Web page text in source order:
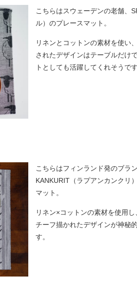
こちらはスウェーデンの老舗、
ル）のプレースマット。
リネンとコットンの素材を使い
されたデザインはテーブルだけ
トとしても活躍してくれそうです
こちらはフィンランド発のブラ
KANKURIT（ラプアンカンクリ
マット。
リネン×コットンの素材を使用
チーフ描かれたデザインが神秘
す。